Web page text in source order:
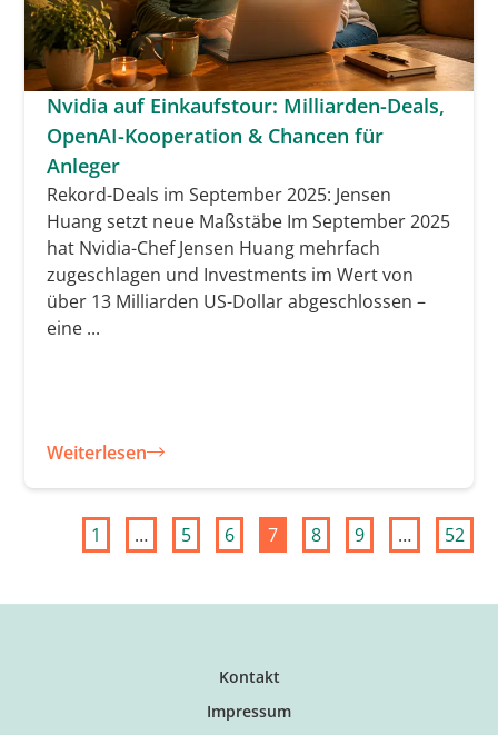
Nvidia auf Einkaufstour: Milliarden-Deals,
OpenAI-Kooperation & Chancen für
Anleger
Rekord-Deals im September 2025: Jensen
Huang setzt neue Maßstäbe Im September 2025
hat Nvidia-Chef Jensen Huang mehrfach
zugeschlagen und Investments im Wert von
über 13 Milliarden US-Dollar abgeschlossen –
eine ...
Weiterlesen
1 … 5 6 7 8 9 … 52
Kontakt
Impressum